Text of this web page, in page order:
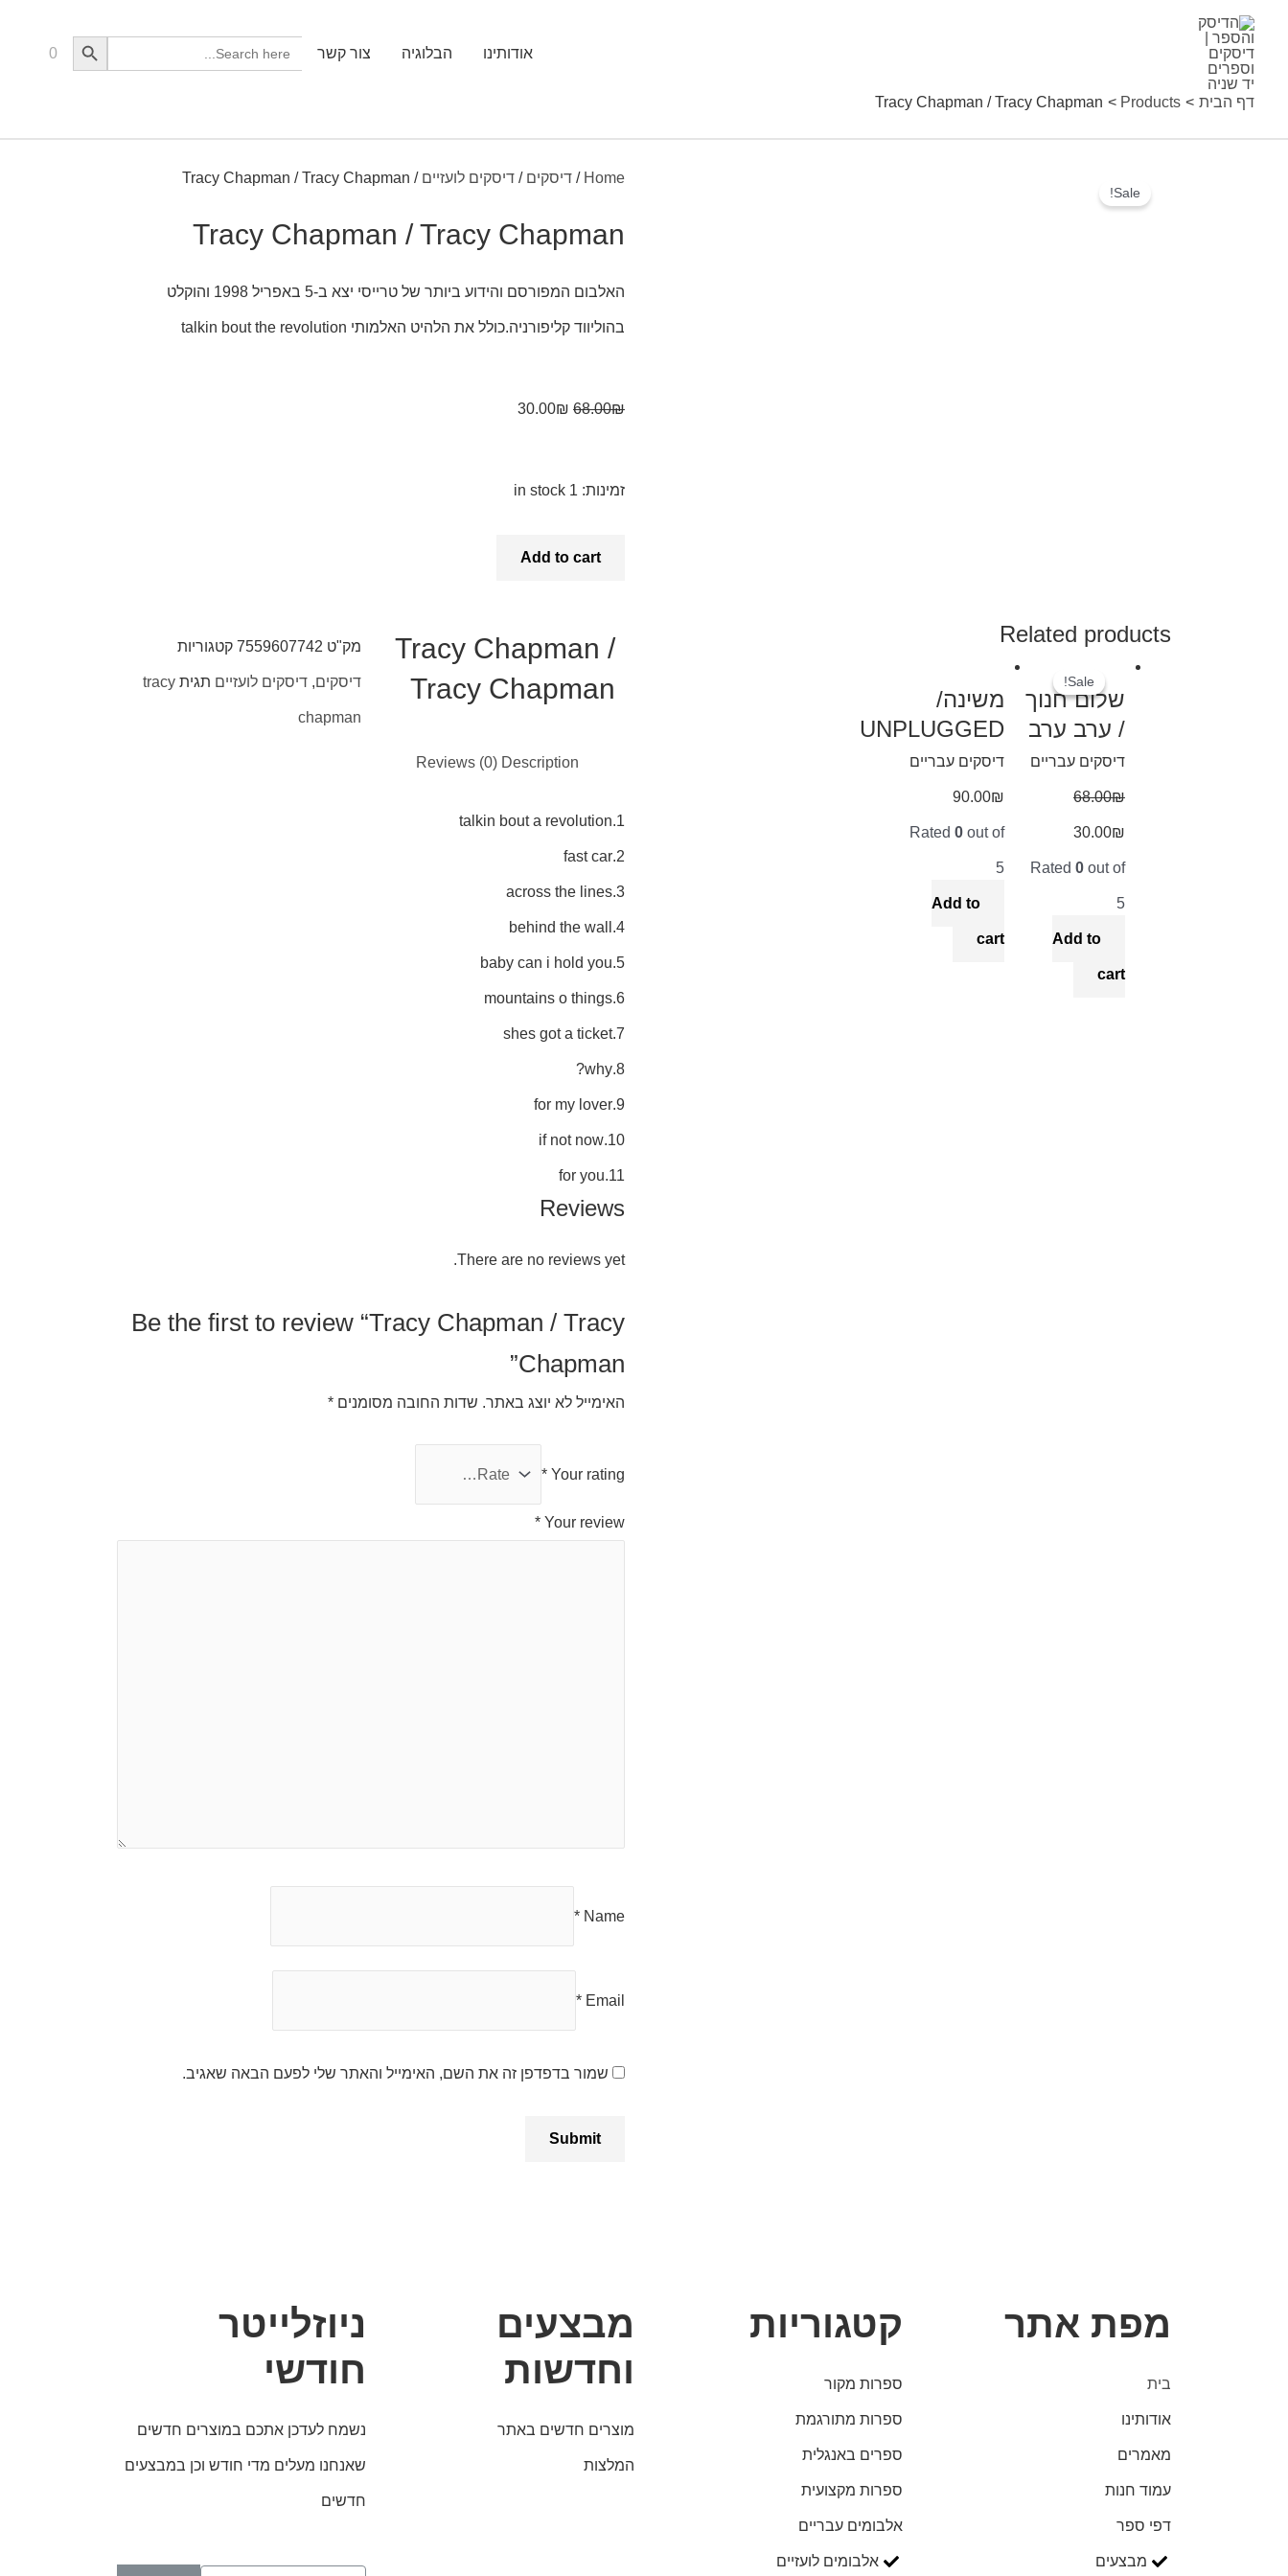
אודותינו הבלוגיה צור קשר
Search
for:
Search Button
0
דף הבית Products
Tracy Chapman / Tracy Chapman
Sale!
Home
/ דיסקים / דיסקים לועזיים / Tracy Chapman / Tracy Chapman
Tracy Chapman / Tracy Chapman
האלבום המפורסם והידוע ביותר של טרייסי יצא ב-5 באפריל 1998 והוקלט
בהוליווד קליפורניה.כולל את הלהיט האלמותי talkin bout the revolution
68.00₪
30.00₪
זמינות: 1 in stock Tracy
Add to cart
Related products
Sale!
Sale!
שלום חנוך
/ ערב ערב
דיסקים עבריים
68.00₪
30.00₪
Rated 0 out of
5
Add to
cart
משינה/
UNPLUGGED
דיסקים עבריים
90.00₪
Rated 0out of
5
Add to
cart
Tracy Chapman /
Tracy Chapman
מק"ט 7559607742 קטגוריות
דיסקים, דיסקים לועזיים תגית tracy
chapman
Description
Reviews (0)
1.talkin bout a revolution
2.fast car
3.across the lines
4.behind the wall
5.baby can i hold you
6.mountains o things
7.shes got a ticket
8.why?
9.for my lover
10.if not now
11.for you
Reviews
There are no reviews yet.
Be the first to review “Tracy Chapman / Tracy
Chapman”
האימייל לא יוצג באתר. שדות החובה מסומנים *
Your rating
*
Your review
*
Name
*
Email
*
שמור בדפדפן זה את השם, האימייל והאתר שלי לפעם הבאה שאגיב.
מפת אתר
בית
אודותינו
מאמרים
עמוד חנות
דפי ספר
מבצעים
קטגוריות
ספרות מקור
ספרות מתורגמת
ספרים באנגלית
ספרות מקצועית
אלבומים עבריים
אלבומים לועזיים
מבצעים
וחדשות
מוצרים חדשים באתר
המלצות
ניוזלייטר
חודשי
נשמח לעדכן אתכם במוצרים חדשים
שאנחנו מעלים מדי חודש וכן במבצעים
חדשים